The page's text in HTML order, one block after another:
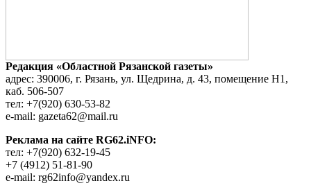
Редакция «Областной Рязанской газеты»
адрес: 390006, г. Рязань, ул. Щедрина, д. 43, помещение Н1,
каб. 506-507
тел: +7(920) 630-53-82
e-mail: gazeta62@mail.ru
Реклама на сайте RG62.iNFO:
тел: +7(920) 632-19-45
+7 (4912) 51-81-90
e-mail: rg62info@yandex.ru